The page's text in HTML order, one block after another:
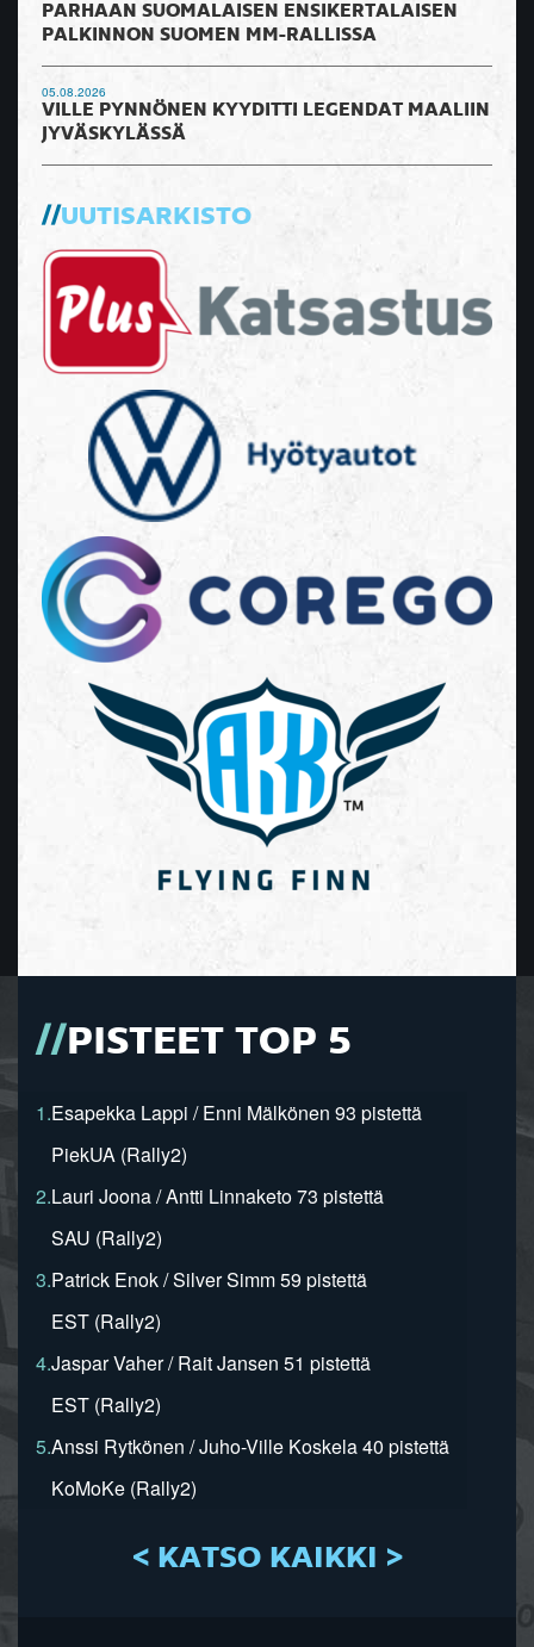
PARHAAN SUOMALAISEN ENSIKERTALAISEN
PALKINNON SUOMEN MM-RALLISSA
05.08.2026
VILLE PYNNÖNEN KYYDITTI LEGENDAT MAALIIN
JYVÄSKYLÄSSÄ
UUTISARKISTO
PISTEET TOP 5
1.Esapekka Lappi / Enni Mälkönen 93 pistettä
PiekUA (Rally2)
2.Lauri Joona / Antti Linnaketo 73 pistettä
SAU (Rally2)
3.Patrick Enok / Silver Simm 59 pistettä
EST (Rally2)
4.Jaspar Vaher / Rait Jansen 51 pistettä
EST (Rally2)
5.Anssi Rytkönen / Juho-Ville Koskela 40 pistettä
KoMoKe (Rally2)
< KATSO KAIKKI >